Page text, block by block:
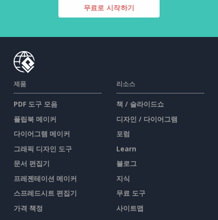
무료로 시작하기
제품
PDF 도구 모음
플립북 메이커
다이어그램 메이커
그래픽 디자인 도구
문서 편집기
프레젠테이션 메이커
스프레드시트 편집기
가격 책정
리소스
책 / 슬라이드쇼
디자인 / 다이어그램
포럼
Learn
블로그
지식
무료 도구
사이트맵